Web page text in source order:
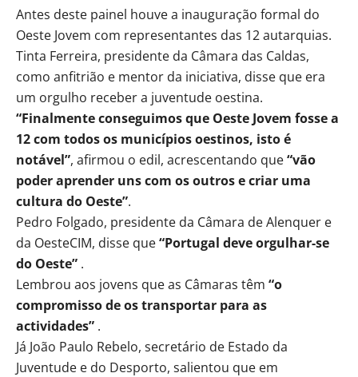
Antes deste painel houve a inauguração formal do
Oeste Jovem com representantes das 12 autarquias.
Tinta Ferreira, presidente da Câmara das Caldas,
como anfitrião e mentor da iniciativa, disse que era
um orgulho receber a juventude oestina.
“Finalmente conseguimos que Oeste Jovem fosse a
12 com todos os municípios oestinos, isto é
notável”, afirmou o edil, acrescentando que“vão
poder aprender uns com os outros e criar uma
cultura do Oeste”.
Pedro Folgado, presidente da Câmara de Alenquer e
da OesteCIM, disse que“Portugal deve orgulhar-se
do Oeste” .
Lembrou aos jovens que as Câmaras têm “o
compromisso de os transportar para as
actividades” .
Já João Paulo Rebelo, secretário de Estado da
Juventude e do Desporto, salientou que em